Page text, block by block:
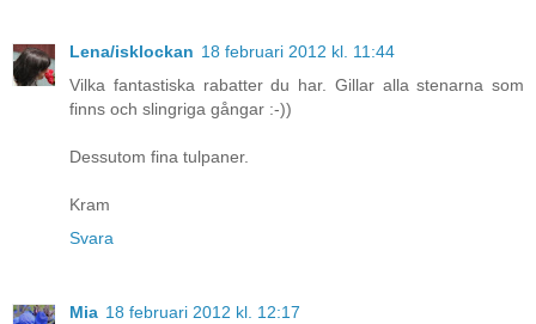
Lena/isklockan 18 februari 2012 kl. 11:44
Vilka fantastiska rabatter du har. Gillar alla stenarna som
finns och slingriga gångar :-))
Dessutom fina tulpaner.
Kram
Svara
Mia 18 februari 2012 kl. 12:17